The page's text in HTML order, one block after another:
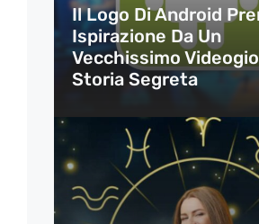
Il Logo Di Android
Ispirazione Da Un
Vecchissimo
Storia Segreta